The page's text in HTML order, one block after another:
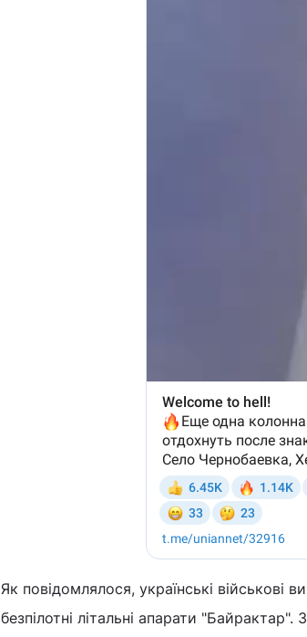
Як повідомлялося, українські військові
безпілотні літальні апарати "Байрактар".